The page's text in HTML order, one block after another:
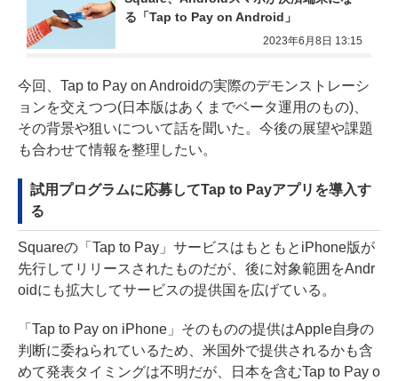
る「Tap to Pay on Android」
2023年6月8日 13:15
今回、Tap to Pay on Androidの実際のデモンストレーシ
ョンを交えつつ(日本版はあくまでベータ運用のもの)、
その背景や狙いについて話を聞いた。今後の展望や課題
も合わせて情報を整理したい。
試用プログラムに応募してTap to Payアプリを導入す
る
Squareの「Tap to Pay」サービスはもともとiPhone版が
先行してリリースされた ものだが、後に対象範囲をAndr
oidにも拡大してサービスの提供国を広げている。
「Tap to Pay on iPhone」そのものの提供はApple自身の
判断に委ねられているため、米国外で提供されるかも含
めて発表タイミングは不明だが、日本を含むTap to Pay o